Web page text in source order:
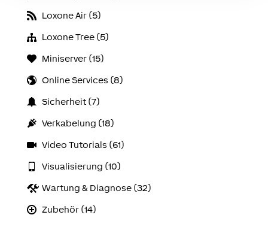
Loxone Air (5)
Loxone Tree (5)
Miniserver (15)
Online Services (8)
Sicherheit (7)
Verkabelung (18)
Video Tutorials (61)
Visualisierung (10)
Wartung & Diagnose (32)
Zubehör (14)